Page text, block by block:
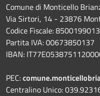
Comune di Monticello
Via Sirtori, 14 - 23876
Codice Fiscale:
Partita IVA: 00673850137
IBAN:
PEC:
Centralino Unico: